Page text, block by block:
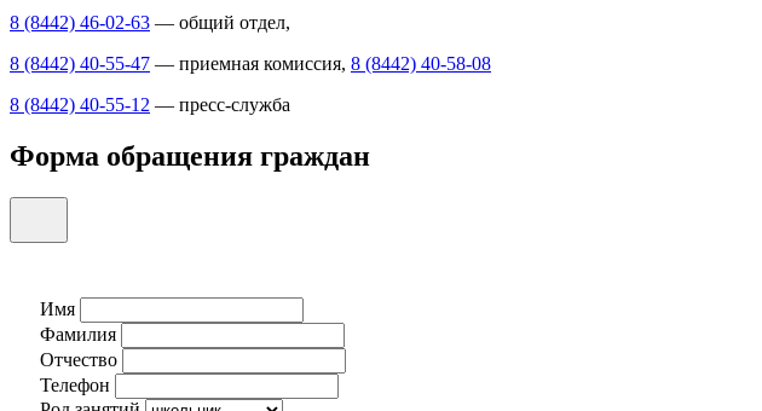
8 (8442) 46-02-63 — общий отдел,
8 (8442) 40-55-47 — приемная комиссия, 8 (8442) 40-58-08
8 (8442) 40-55-12 — пресс-служба
Форма обращения граждан
Имя
Фамилия
Отчество
Телефон